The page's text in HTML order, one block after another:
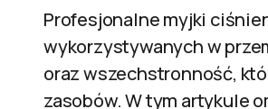
Profesjonalne myjki
wykorzystywanych w
oraz wszechstronność,
zasobów. W tym artykule